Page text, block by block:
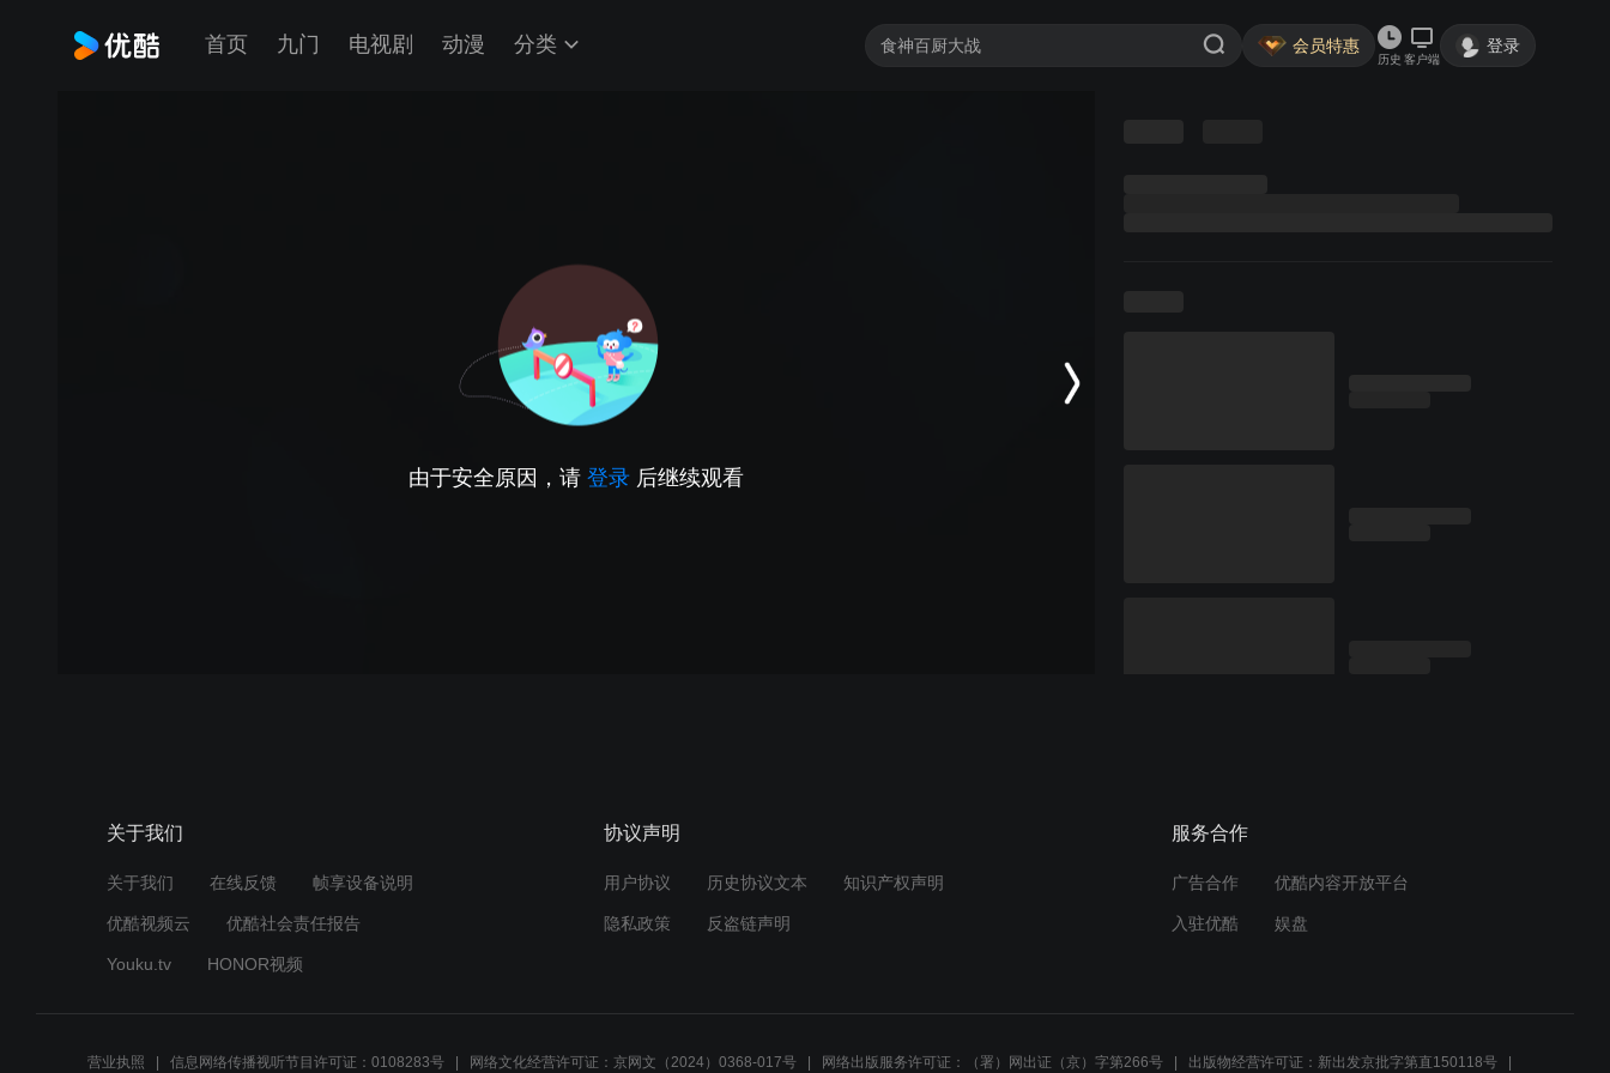
首页 九门 电视剧 动漫 分类 会员特惠
历史 客户端
登录
由于安全原因，请 登录 后继续观看
关于我们
关于我们 在线反馈 帧享设备说明
优酷视频云 优酷社会责任报告
Youku.tv HONOR视频
协议声明
用户协议 历史协议文本 知识产权声明
隐私政策 反盗链声明
服务合作
广告合作 优酷内容开放平台
入驻优酷 娱盘
营业执照 信息网络传播视听节目许可证：0108283号 网络文化经营许可证：京网文（2024）0368-017号 网络出版服务许可证：（署）网出证（京）字第266号 出版物经营许可证：新出发京批字第直150118号